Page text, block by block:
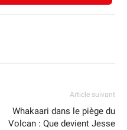
Article suivant
Whakaari dans le piège du
Volcan : Que devient Jesse